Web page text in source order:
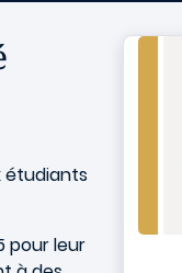
étudiants
pour leur